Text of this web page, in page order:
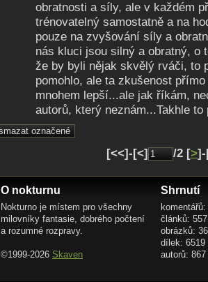
obratnosti a síly, ale v každém
trénovatelný samostatně a na
pouze na zvyšování síly a
nás kluci jsou silný a obratný, o
že by byli nějak skvělý rváči, to
pomohlo, ale ta zkušenost
mnohem lepší...ale jak říkám,
autorů, který neznám...Takhle
[<<]-[<] /2 [>
O nokturnu
Nokturno je místem pro všechny
milovníky fantasie, dobrého počtení
a rozumné rozpravy.
©1999-2026 Skaven
Shrnutí
článků: 557
obrázků:
dílek: 6519
autorů: 867